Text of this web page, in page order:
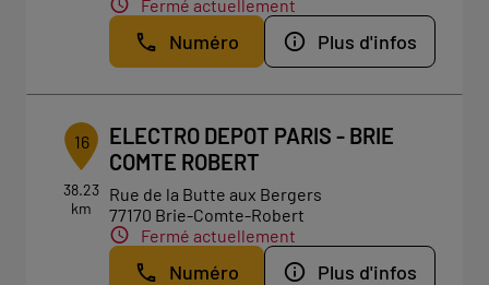
Fermé actuellement
Numéro Plus d'infos
16
38.23
km
ELECTRO DEPOT PARIS - BRIE
COMTE ROBERT
Rue de la Butte aux Bergers
77170 Brie-Comte-Robert
Fermé actuellement
Numéro Plus d'infos